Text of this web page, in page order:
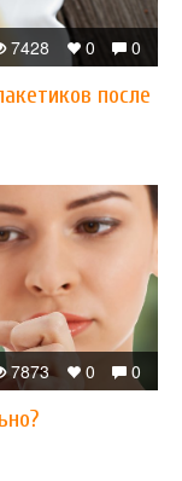
0
0
7428
после
0
0
7873